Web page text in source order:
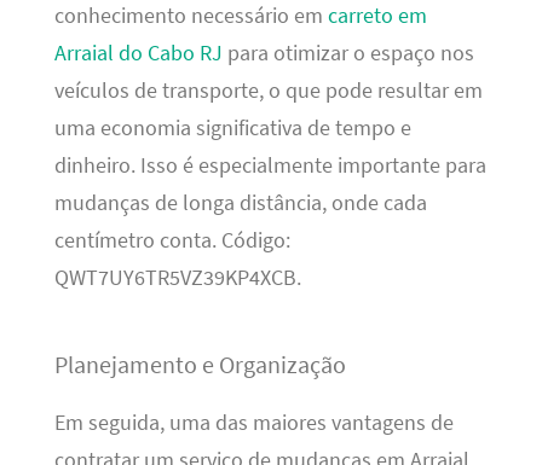
conhecimento necessário em carreto em
Arraial do Cabo RJ para otimizar o espaço nos
veículos de transporte, o que pode resultar em
uma economia significativa de tempo e
dinheiro. Isso é especialmente importante para
mudanças de longa distância, onde cada
centímetro conta. Código:
QWT7UY6TR5VZ39KP4XCB.
Planejamento e Organização
Em seguida, uma das maiores vantagens de